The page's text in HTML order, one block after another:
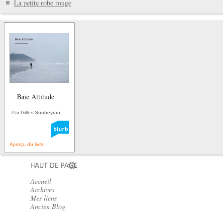
La petite robe rouge
Baie Attitude
Par Gilles Soubeyran
Aperçu du livre
HAUT DE PAGE
Accueil
Archives
Mes liens
Ancien Blog